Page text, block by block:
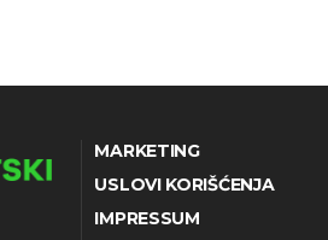
MARKETING
USLOVI KORIŠĆENJA
IMPRESSUM